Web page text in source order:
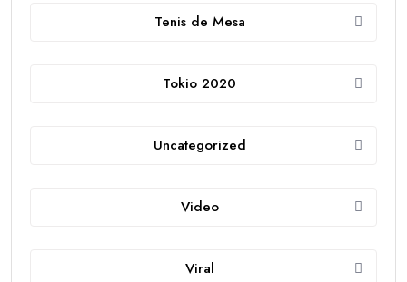
Tenis de Mesa
Tokio 2020
Uncategorized
Video
Viral